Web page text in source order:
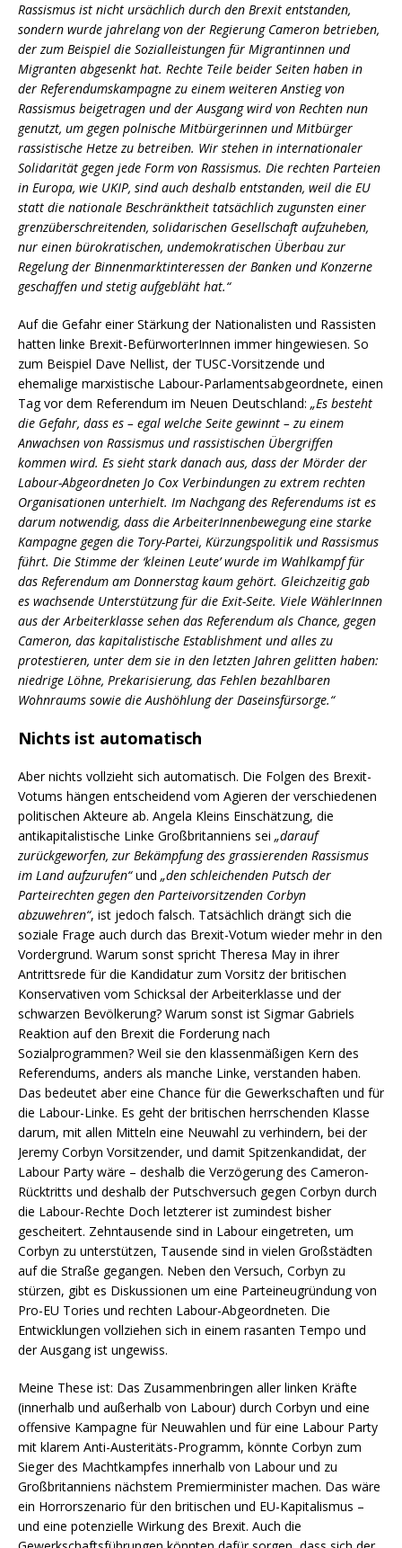
Rassismus ist nicht ursächlich durch den Brexit entstanden,
sondern wurde jahrelang von der Regierung Cameron betrieben,
der zum Beispiel die Sozialleistungen für Migrantinnen und
Migranten abgesenkt hat. Rechte Teile beider Seiten haben in
der Referendumskampagne zu einem weiteren Anstieg von
Rassismus beigetragen und der Ausgang wird von Rechten nun
genutzt, um gegen polnische Mitbürgerinnen und Mitbürger
rassistische Hetze zu betreiben. Wir stehen in internationaler
Solidarität gegen jede Form von Rassismus. Die rechten Parteien
in Europa, wie UKIP, sind auch deshalb entstanden, weil die EU
statt die nationale Beschränktheit tatsächlich zugunsten einer
grenzüberschreitenden, solidarischen Gesellschaft aufzuheben,
nur einen bürokratischen, undemokratischen Überbau zur
Regelung der Binnenmarktinteressen der Banken und Konzerne
geschaffen und stetig aufgebläht hat.“
Auf die Gefahr einer Stärkung der Nationalisten und Rassisten
hatten linke Brexit-BefürworterInnen immer hingewiesen. So
zum Beispiel Dave Nellist, der TUSC-Vorsitzende und
ehemalige marxistische Labour-Parlamentsabgeordnete, einen
Tag vor dem Referendum im Neuen Deutschland: „Es besteht
die Gefahr, dass es – egal welche Seite gewinnt – zu einem
Anwachsen von Rassismus und rassistischen Übergriffen
kommen wird. Es sieht stark danach aus, dass der Mörder der
Labour-Abgeordneten Jo Cox Verbindungen zu extrem rechten
Organisationen unterhielt. Im Nachgang des Referendums ist es
darum notwendig, dass die ArbeiterInnenbewegung eine starke
Kampagne gegen die Tory-Partei, Kürzungspolitik und Rassismus
führt. Die Stimme der ‘kleinen Leute’ wurde im Wahlkampf für
das Referendum am Donnerstag kaum gehört. Gleichzeitig gab
es wachsende Unterstützung für die Exit-Seite. Viele WählerInnen
aus der Arbeiterklasse sehen das Referendum als Chance, gegen
Cameron, das kapitalistische Establishment und alles zu
protestieren, unter dem sie in den letzten Jahren gelitten haben:
niedrige Löhne, Prekarisierung, das Fehlen bezahlbaren
Wohnraums sowie die Aushöhlung der Daseinsfürsorge.“
Nichts ist automatisch
Aber nichts vollzieht sich automatisch. Die Folgen des Brexit-
Votums hängen entscheidend vom Agieren der verschiedenen
politischen Akteure ab. Angela Kleins Einschätzung, die
antikapitalistische Linke Großbritanniens sei „darauf
zurückgeworfen, zur Bekämpfung des grassierenden Rassismus
im Land aufzurufen“und „den schleichenden Putsch der
Parteirechten gegen den Parteivorsitzenden Corbyn
abzuwehren“, ist jedoch falsch. Tatsächlich drängt sich die
soziale Frage auch durch das Brexit-Votum wieder mehr in den
Vordergrund. Warum sonst spricht Theresa May in ihrer
Antrittsrede für die Kandidatur zum Vorsitz der britischen
Konservativen vom Schicksal der Arbeiterklasse und der
schwarzen Bevölkerung? Warum sonst ist Sigmar Gabriels
Reaktion auf den Brexit die Forderung nach
Sozialprogrammen? Weil sie den klassenmäßigen Kern des
Referendums, anders als manche Linke, verstanden haben.
Das bedeutet aber eine Chance für die Gewerkschaften und für
die Labour-Linke. Es geht der britischen herrschenden Klasse
darum, mit allen Mitteln eine Neuwahl zu verhindern, bei der
Jeremy Corbyn Vorsitzender, und damit Spitzenkandidat, der
Labour Party wäre – deshalb die Verzögerung des Cameron-
Rücktritts und deshalb der Putschversuch gegen Corbyn durch
die Labour-Rechte Doch letzterer ist zumindest bisher
gescheitert. Zehntausende sind in Labour eingetreten, um
Corbyn zu unterstützen, Tausende sind in vielen Großstädten
auf die Straße gegangen. Neben den Versuch, Corbyn zu
stürzen, gibt es Diskussionen um eine Parteineugründung von
Pro-EU Tories und rechten Labour-Abgeordneten. Die
Entwicklungen vollziehen sich in einem rasanten Tempo und
der Ausgang ist ungewiss.
Meine These ist: Das Zusammenbringen aller linken Kräfte
(innerhalb und außerhalb von Labour) durch Corbyn und eine
offensive Kampagne für Neuwahlen und für eine Labour Party
mit klarem Anti-Austeritäts-Programm, könnte Corbyn zum
Sieger des Machtkampfes innerhalb von Labour und zu
Großbritanniens nächstem Premierminister machen. Das wäre
ein Horrorszenario für den britischen und EU-Kapitalismus –
und eine potenzielle Wirkung des Brexit. Auch die